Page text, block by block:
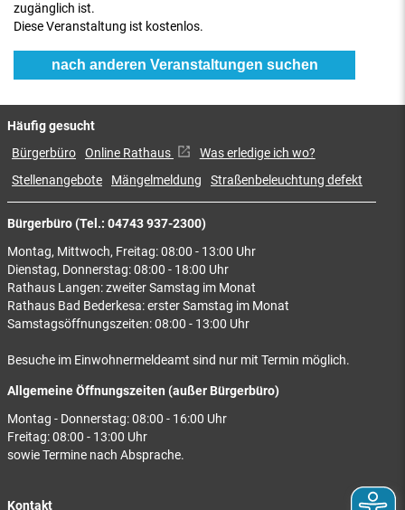
zugänglich ist.
Diese Veranstaltung ist kostenlos.
nach anderen Veranstaltungen suchen
Bürgerbüro (Tel.: 04743 937-2300)
Montag, Mittwoch, Freitag: 08:00 - 13:00 Uhr
Dienstag, Donnerstag: 08:00 - 18:00 Uhr
Rathaus Langen: zweiter Samstag im Monat
Rathaus Bad Bederkesa: erster Samstag im Monat
Samstagsöffnungszeiten: 08:00 - 13:00 Uhr
Besuche im Einwohnermeldeamt sind nur mit Termin möglich.
Allgemeine Öffnungszeiten (außer Bürgerbüro)
Montag - Donnerstag: 08:00 - 16:00 Uhr
Freitag: 08:00 - 13:00 Uhr
sowie Termine nach Absprache.
Kontakt
Häufig gesucht
Bürgerbüro Online Rathaus
Was erledige ich wo?
Stellenangebote
Mängelmeldung Straßenbeleuchtung defekt